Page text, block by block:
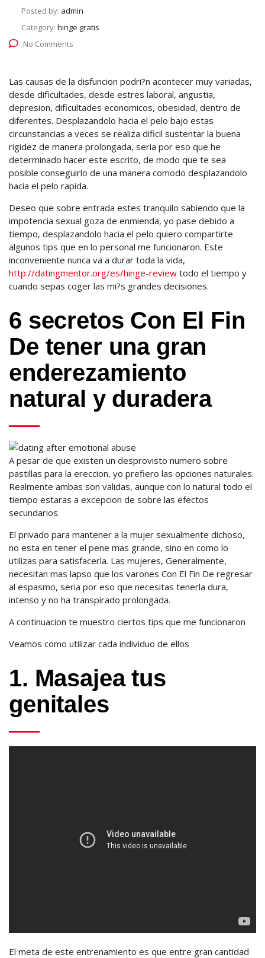
Posted by: admin
Category: hinge gratis
No Comments
Las causas de la disfuncion podri?n acontecer muy variadas,
desde dificultades, desde estres laboral, angustia,
depresion, dificultades economicos, obesidad, dentro de
diferentes. Desplazandolo hacia el pelo bajo estas
circunstancias a veces se realiza dificil sustentar la buena
rigidez de manera prolongada, seria por eso que he
determinado hacer este escrito, de modo que te sea
posible conseguirlo de una manera comodo desplazandolo
hacia el pelo rapida.
Deseo que sobre entrada estes tranquilo sabiendo que la
impotencia sexual goza de enmienda, yo pase debido a
tiempo, desplazandolo hacia el pelo quiero compartirte
algunos tips que en lo personal me funcionaron. Este
inconveniente nunca va a durar toda la vida,
http://datingmentor.org/es/hinge-review todo el tiempo y
cuando sepas coger las mi?s grandes decisiones.
6 secretos Con El Fin
De tener una gran
enderezamiento
natural y duradera
A pesar de que existen un desprovisto numero sobre
pastillas para la ereccion, yo prefiero las opciones naturales.
Realmente ambas son validas, aunque con lo natural todo el
tiempo estaras a excepcion de sobre las efectos
secundarios.
El privado para mantener a la mujer sexualmente dichoso,
no esta en tener el pene mas grande, sino en como lo
utilizas para satisfacerla. Las mujeres, Generalmente,
necesitan mas lapso que los varones Con El Fin De regresar
al espasmo, seria por eso que necesitas tenerla dura,
intenso y no ha transpirado prolongada.
A continuacion te muestro ciertos tips que me funcionaron
Veamos como utilizar cada individuo de ellos
1. Masajea tus
genitales
El meta de este entrenamiento es que entre gran cantidad